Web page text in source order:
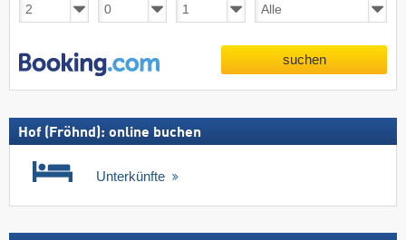
suchen
Hof (Fröhnd): online buchen
Unterkünfte